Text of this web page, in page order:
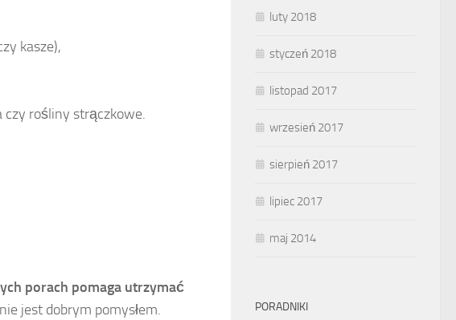
kasze),
czy rośliny strączkowe.
porach pomaga utrzymać
jest dobrym pomysłem.
luty 2018
styczeń 2018
listopad 2017
wrzesień 2017
sierpień 2017
lipiec 2017
maj 2014
PORADNIKI